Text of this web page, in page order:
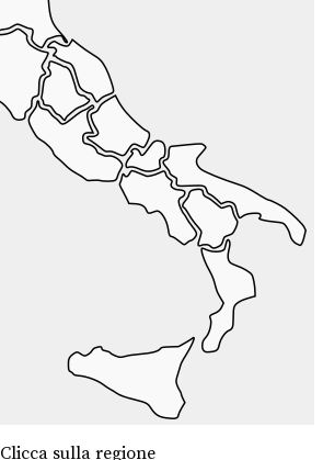
Clicca sulla regione